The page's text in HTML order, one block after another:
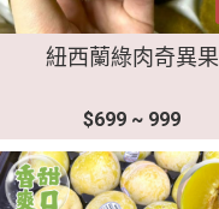
紐西蘭綠肉奇異果
$699 ~ 999